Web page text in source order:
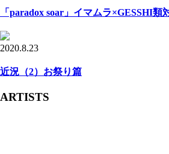
「paradox soar」イマムラ×GESSHI類
2020.8.23
近況（2）お祭り篇
ARTISTS